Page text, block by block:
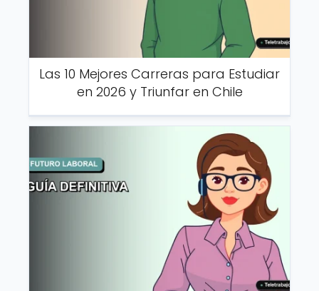
Las 10 Mejores Carreras para Estudiar
en 2026 y Triunfar en Chile